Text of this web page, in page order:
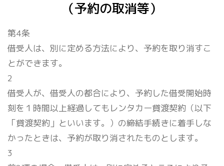
（予約の取消等）
第4条
借受人は、別に定める方法により、予約を取り消すこ
とができます。
2
借受人が、借受人の都合により、予約した借受開始時
刻を１時間以上経過してもレンタカー貸渡契約（以下
「貸渡契約」といいます。）の締結手続きに着手しな
かったときは、予約が取り消されたものとします。
3